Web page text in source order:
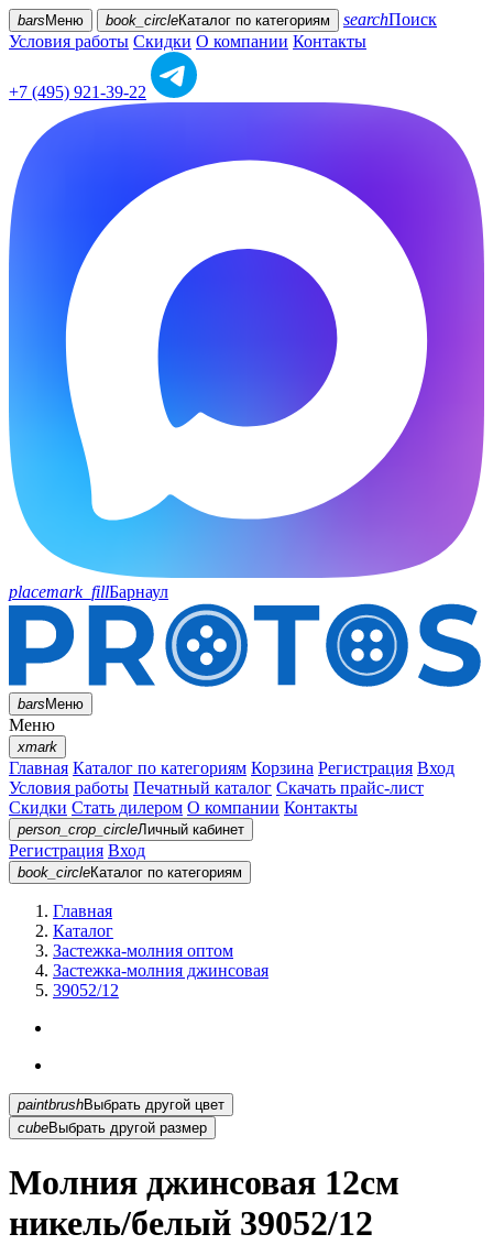
bars Меню book_circleКаталог по категориям searchПоиск
Условия работы Скидки О компании Контакты
+7 (495) 921-39-22
placemark_fillБарнаул
barsМеню
Меню
xmark
Главная Каталог по категориям Корзина Регистрация Вход
Условия работы Печатный каталог Скачать прайс-лист
Скидки Стать дилером О компании Контакты
person_crop_circleЛичный кабинет
Регистрация Вход
book_circleКаталог по категориям
Главная
Каталог
Застежка-молния оптом
Застежка-молния джинсовая
39052/12
paintbrush
Выбрать другой цвет
cubeВыбрать другой размер
Молния джинсовая 12см
никель/белый 39052/12